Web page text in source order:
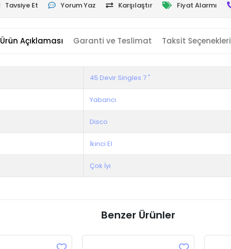
Tavsiye Et Yorum Yaz Karşılaştır Fiyat Alarmı
Ürün Açıklaması Garanti ve Teslimat Taksit Seçenekleri
45 Devir Singles 7 "
Yabancı
Disco
İkinci El
Çok İyi
Benzer Ürünler